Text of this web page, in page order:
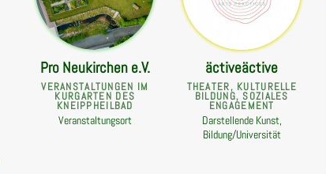
Pro Neukirchen e.V.
VERANSTALTUNGEN IM
KURGARTEN DES
KNEIPPHEILBAD
Veranstaltungsort
äctiveäctive
THEATER, KULTURELLE
BILDUNG, SOZIALES
ENGAGEMENT
Darstellende Kunst,
Bildung/Universität